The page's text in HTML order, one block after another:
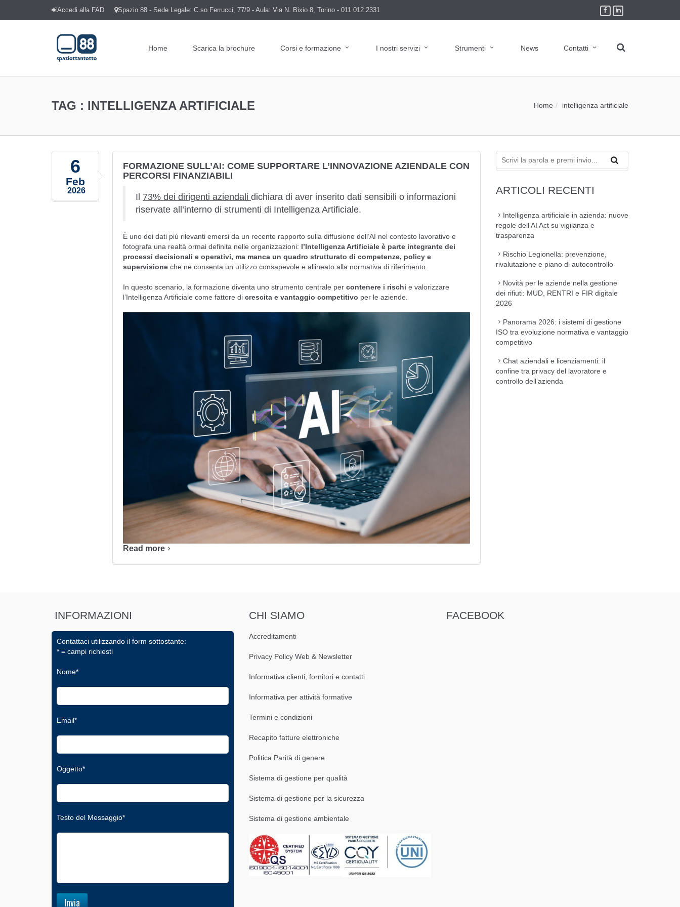
Accedi alla FAD Spazio 88 - Sede Legale: C.so Ferrucci, 77/9 - Aula: Via N. Bixio 8, Torino - 011 012 2331
Home Scarica la brochure Corsi e formazione I nostri servizi Strumenti News Contatti
TAG : INTELLIGENZA ARTIFICIALE Home intelligenza artificiale
6
Feb
2026
FORMAZIONE SULL’AI: COME SUPPORTARE L’INNOVAZIONE AZIENDALE CON
PERCORSI FINANZIABILI
Il 73% dei dirigenti aziendali dichiara di aver inserito dati sensibili o informazioni
riservate all’interno di strumenti di Intelligenza Artificiale.
È uno dei dati più rilevanti emersi da un recente rapporto sulla diffusione dell’AI nel contesto lavorativo e
fotografa una realtà ormai definita nelle organizzazioni: l’Intelligenza Artificiale è parte integrante dei
processi decisionali e operativi, ma manca un quadro strutturato di competenze, policy e
supervisione che ne consenta un utilizzo consapevole e allineato alla normativa di riferimento.
In questo scenario, la formazione diventa uno strumento centrale per contenere i rischi e valorizzare
l’Intelligenza Artificiale come fattore di crescita e vantaggio competitivo per le aziende.
Read more
ARTICOLI RECENTI
Intelligenza artificiale in azienda: nuove
regole dell’AI Act su vigilanza e
trasparenza
Rischio Legionella: prevenzione,
rivalutazione e piano di autocontrollo
Novità per le aziende nella gestione
dei rifiuti: MUD, RENTRI e FIR digitale
2026
Panorama 2026: i sistemi di gestione
ISO tra evoluzione normativa e vantaggio
competitivo
Chat aziendali e licenziamenti: il
confine tra privacy del lavoratore e
controllo dell’azienda
INFORMAZIONI
Contattaci utilizzando il form sottostante:
* = campi richiesti
Nome*
Email*
Oggetto*
Testo del Messaggio*
CHI SIAMO
Accreditamenti
Privacy Policy Web & Newsletter
Informativa clienti, fornitori e contatti
Informativa per attività formative
Termini e condizioni
Recapito fatture elettroniche
Politica Parità di genere
Sistema di gestione per qualità
Sistema di gestione per la sicurezza
Sistema di gestione ambientale
FACEBOOK